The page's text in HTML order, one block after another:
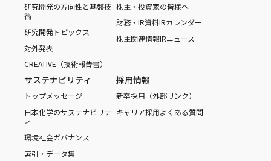
研究開発の方向性と基盤技
術
研究開発トピックス
対外発表
CREATIVE（技術報告書）
株主・投資家の皆様へ
財務・IR資料IRカレンダー
株主関連情報IRニュース
サステナビリティ
トップメッセージ
日本化学のサステナビリテ
ィ
環境社会ガバナンス
索引・データ集
採用情報
新卒採用（外部リンク）
キャリア採用よくある質問